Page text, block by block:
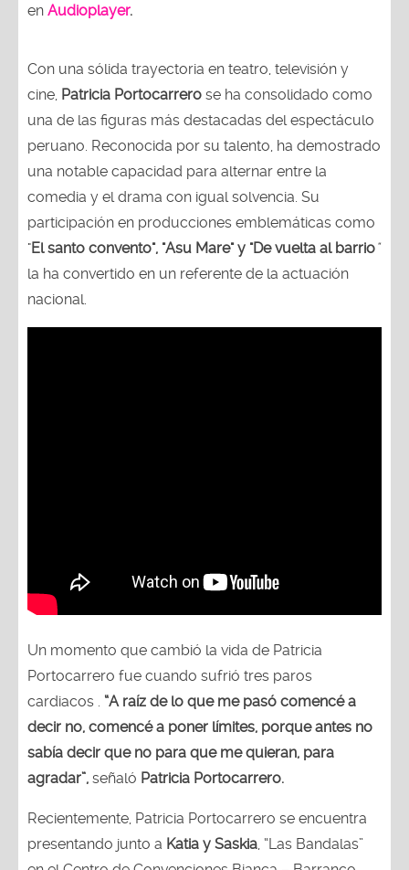
en Audioplayer.
Con una sólida trayectoria en teatro, televisión y
cine, Patricia Portocarrero se ha consolidado como
una de las figuras más destacadas del espectáculo
peruano. Reconocida por su talento, ha demostrado
una notable capacidad para alternar entre la
comedia y el drama con igual solvencia. Su
participación en producciones emblemáticas como
"El santo convento", "Asu Mare" y "De vuelta al barrio"
la ha convertido en un referente de la actuación
nacional.
Un momento que cambió la vida de Patricia
Portocarrero fue cuando sufrió tres paros
cardiacos . “A raíz de lo que me pasó comencé a
decir no, comencé a poner límites, porque antes no
sabía decir que no para que me quieran, para
agradar”, señaló Patricia Portocarrero.
Recientemente, Patricia Portocarrero se encuentra
presentando junto a Katia y Saskia , “Las Bandalas”